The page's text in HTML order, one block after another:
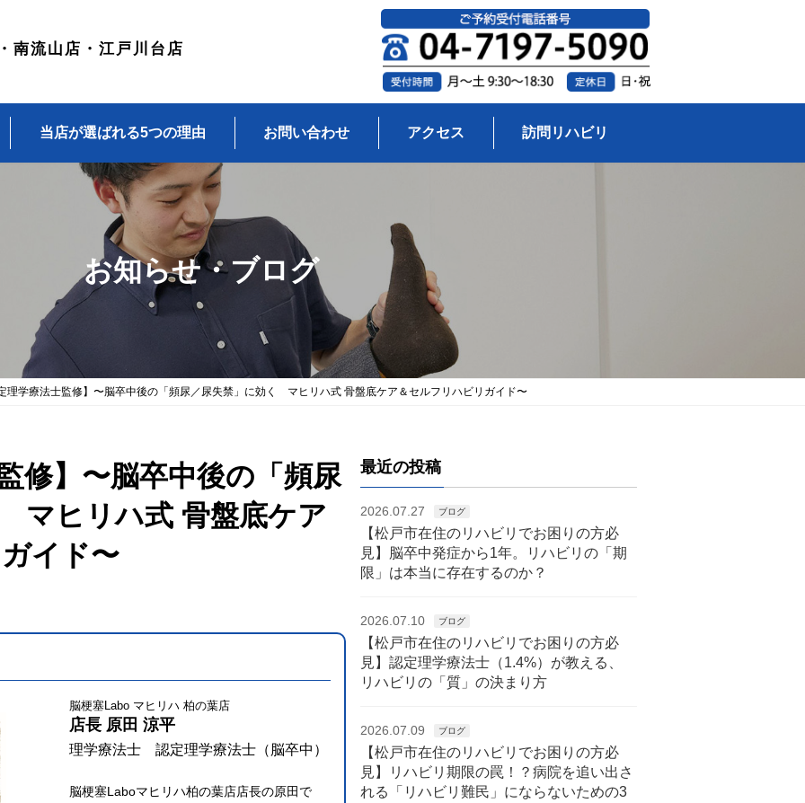
南流山店・江戸川台店
当店が選ばれる5つの理由 お問い合わせ アクセス 訪問リハビリ
お知らせ・ブログ
理学療法士監修】〜脳卒中後の「頻尿／尿失禁」に効く マヒリハ式 骨盤底ケア＆セルフリハビリガイド〜
修】〜脳卒中後の「頻尿
マヒリハ式 骨盤底ケア
イド〜
脳梗塞Labo マヒリハ 柏の葉店
店長 原田 涼平
理学療法士 認定理学療法士（脳卒中）
脳梗塞Laboマヒリハ柏の葉店店長の原田で
最近の投稿
2026.07.27 ブログ
【松戸市在住のリハビリでお困りの方必
見】脳卒中発症から1年。リハビリの「期
限」は本当に存在するのか？
2026.07.10 ブログ
【松戸市在住のリハビリでお困りの方必
見】認定理学療法士（1.4%）が教える、
リハビリの「質」の決まり方
2026.07.09 ブログ
【松戸市在住のリハビリでお困りの方必
見】リハビリ期限の罠！？病院を追い出さ
れる「リハビリ難民」にならないための3